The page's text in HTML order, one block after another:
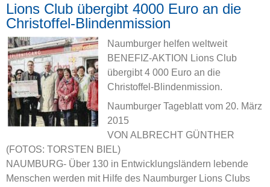
Lions Club übergibt 4000 Euro an die
Christoffel-Blindenmission
Naumburger helfen weltweit
BENEFIZ-AKTION Lions Club
übergibt 4 000 Euro an die
Christoffel-Blindenmission.
Naumburger Tageblatt vom 20. März
2015
VON ALBRECHT GÜNTHER
(FOTOS: TORSTEN BIEL)
NAUMBURG- Über 130 in Entwicklungsländern lebende
Menschen werden mit Hilfe des Naumburger Lions Clubs